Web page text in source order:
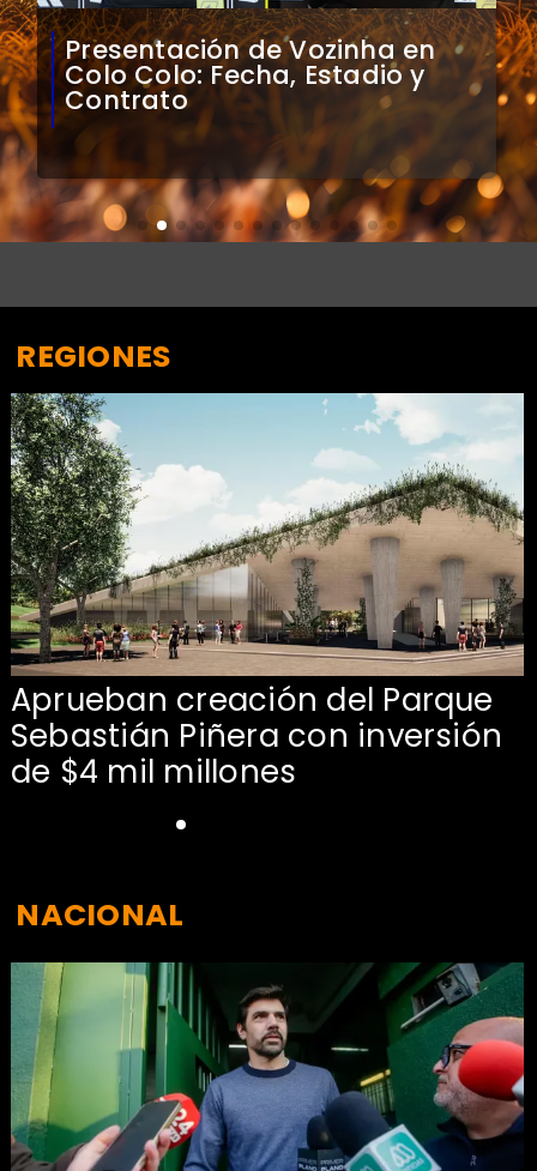
Presentación de Vozinha en
Colo Colo: Fecha, Estadio y
Contrato
Aprueban creación del Parque
Sebastián Piñera con inversión
de $4 mil millones
REGIONES
NACIONAL